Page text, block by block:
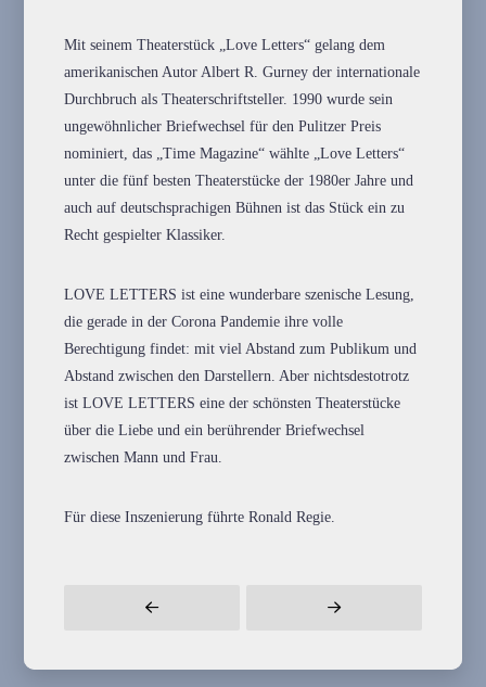
Mit seinem Theaterstück „Love Letters“ gelang dem
amerikanischen Autor Albert R. Gurney der internationale
Durchbruch als Theaterschriftsteller. 1990 wurde sein
ungewöhnlicher Briefwechsel für den Pulitzer Preis
nominiert, das „Time Magazine“ wählte „Love Letters“
unter die fünf besten Theaterstücke der 1980er Jahre und
auch auf deutschsprachigen Bühnen ist das Stück ein zu
Recht gespielter Klassiker.
LOVE LETTERS ist eine wunderbare szenische Lesung,
die gerade in der Corona Pandemie ihre volle
Berechtigung findet: mit viel Abstand zum Publikum und
Abstand zwischen den Darstellern. Aber nichtsdestotrotz
ist LOVE LETTERS eine der schönsten Theaterstücke
über die Liebe und ein berührender Briefwechsel
zwischen Mann und Frau.
Für diese Inszenierung führte Ronald Regie.
Prev Next